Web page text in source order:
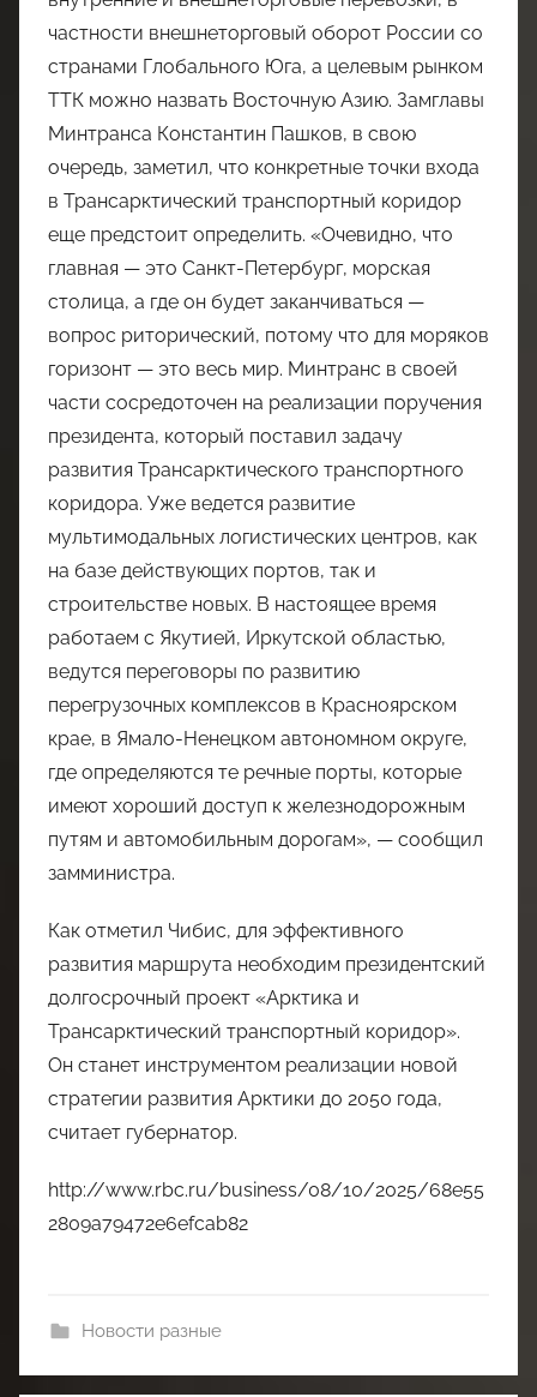
частности внешнеторговый оборот России со
странами Глобального Юга, а целевым рынком
ТТК можно назвать Восточную Азию. Замглавы
Минтранса Константин Пашков, в свою
очередь, заметил, что конкретные точки входа
в Трансарктический транспортный коридор
еще предстоит определить. «Очевидно, что
главная — это Санкт-Петербург, морская
столица, а где он будет заканчиваться —
вопрос риторический, потому что для моряков
горизонт — это весь мир. Минтранс в своей
части сосредоточен на реализации поручения
президента, который поставил задачу
развития Трансарктического транспортного
коридора. Уже ведется развитие
мультимодальных логистических центров, как
на базе действующих портов, так и
строительстве новых. В настоящее время
работаем с Якутией, Иркутской областью,
ведутся переговоры по развитию
перегрузочных комплексов в Красноярском
крае, в Ямало-Ненецком автономном округе,
где определяются те речные порты, которые
имеют хороший доступ к железнодорожным
путям и автомобильным дорогам», — сообщил
замминистра.
Как отметил Чибис, для эффективного
развития маршрута необходим президентский
долгосрочный проект «Арктика и
Трансарктический транспортный коридор».
Он станет инструментом реализации новой
стратегии развития Арктики до 2050 года,
считает губернатор.
http://www.rbc.ru/business/08/10/2025/68e55
2809a79472e6efcab82
Новости разные